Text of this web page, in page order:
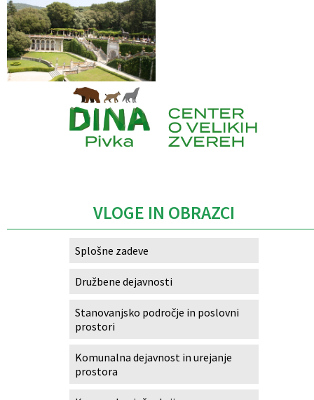
VLOGE IN OBRAZCI
Splošne zadeve
Družbene dejavnosti
Stanovanjsko področje in poslovni
prostori
Komunalna dejavnost in urejanje
prostora